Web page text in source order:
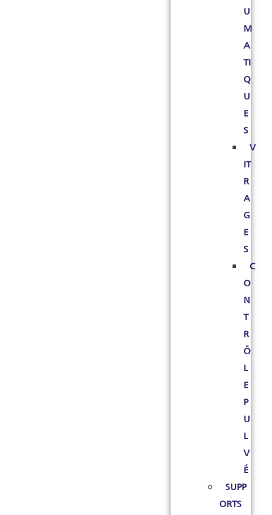
U
M
A
TI
Q
U
E
S
V
IT
R
A
G
E
S
C
O
N
T
R
Ô
L
E
P
U
L
V
É
SUPP
ORTS